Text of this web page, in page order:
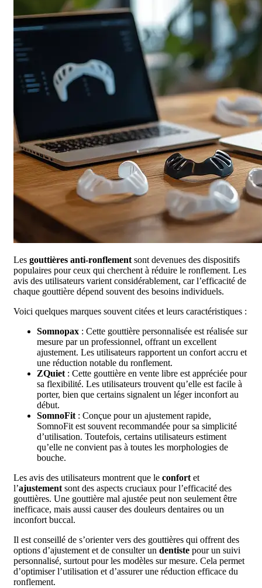
Les gouttières anti-ronflement sont devenues des dispositifs
populaires pour ceux qui cherchent à réduire le ronflement. Les
avis des utilisateurs varient considérablement, car l’efficacité de
chaque gouttière dépend souvent des besoins individuels.
Voici quelques marques souvent citées et leurs caractéristiques :
Somnopax : Cette gouttière personnalisée est réalisée sur
mesure par un professionnel, offrant un excellent
ajustement. Les utilisateurs rapportent un confort accru et
une réduction notable du ronflement.
ZQuiet : Cette gouttière en vente libre est appréciée pour
sa flexibilité. Les utilisateurs trouvent qu’elle est facile à
porter, bien que certains signalent un léger inconfort au
début.
SomnoFit : Conçue pour un ajustement rapide,
SomnoFit est souvent recommandée pour sa simplicité
d’utilisation. Toutefois, certains utilisateurs estiment
qu’elle ne convient pas à toutes les morphologies de
bouche.
Les avis des utilisateurs montrent que le confort et
l’ajustement sont des aspects cruciaux pour l’efficacité des
gouttières. Une gouttière mal ajustée peut non seulement être
inefficace, mais aussi causer des douleurs dentaires ou un
inconfort buccal.
Il est conseillé de s’orienter vers des gouttières qui offrent des
options d’ajustement et de consulter un dentiste pour un suivi
personnalisé, surtout pour les modèles sur mesure. Cela permet
d’optimiser l’utilisation et d’assurer une réduction efficace du
ronflement.